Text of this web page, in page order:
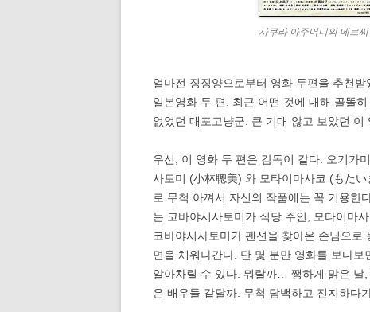
사쿠라 아주머니의 메르
얼마전 징징양으로부터 영화 두편을 추천
일본영화 두 편. 최근 어떤 것에 대해 골똘
없었던 대포고냥군. 큰 기대 않고 보았던
우선, 이 영화 두 편은 감독이 같다. 오기가
사토미 (小林聰美) 와 모타이마사코 (もた
로 무척 아껴서 자신의 작품에는 꼭 기용한
는 코바야시사토미가 식당 주인, 모타이마
코바야시사토미가 펜션을 찾아온 손님으
면을 채워나간다. 단 몇 분만 영화를 보다
알아차릴 수 있다. 뭐랄까… 쨍하게 맑은 날
은 배우들 같달까. 무척 담백하고 진지하다